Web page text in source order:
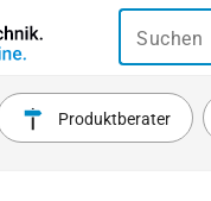
Suchen
Produktberater